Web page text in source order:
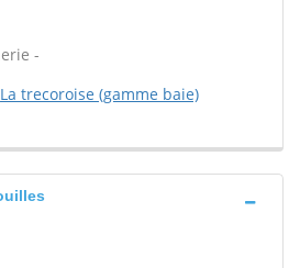
-
La trecoroise (gamme baie)